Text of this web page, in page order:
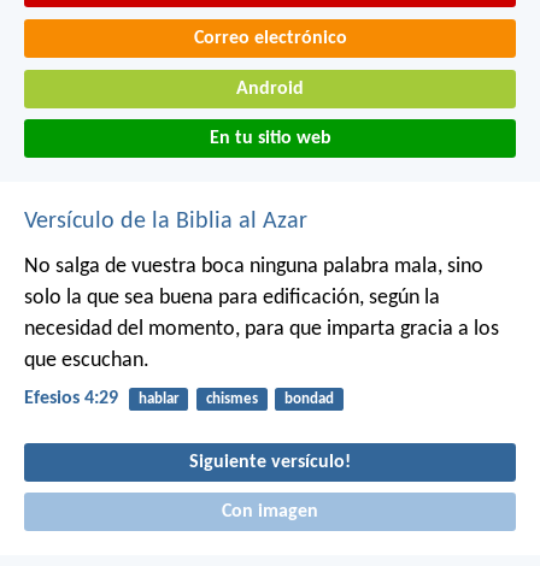
Correo electrónico
Android
En tu sitio web
Versículo de la Biblia al Azar
No salga de vuestra boca ninguna palabra mala, sino
solo la que sea buena para edificación, según la
necesidad del momento, para que imparta gracia a los
que escuchan.
Efesios 4:29 hablar chismes bondad
Siguiente versículo!
Con imagen